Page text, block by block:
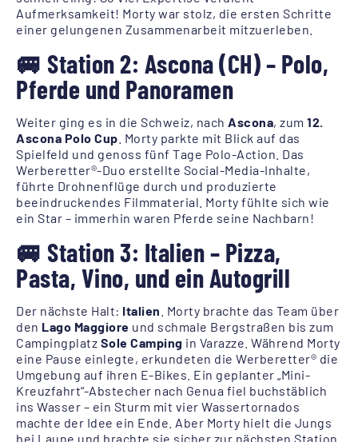
Aufmerksamkeit! Morty war stolz, die ersten Schritte
einer gelungenen Zusammenarbeit mitzuerleben.
🚐 Station 2: Ascona (CH) – Polo,
Pferde und Panoramen
Weiter ging es in die Schweiz, nach Ascona, zum 12.
Ascona Polo Cup . Morty parkte mit Blick auf das
Spielfeld und genoss fünf Tage Polo-Action. Das
Werberetter®-Duo erstellte Social-Media-Inhalte,
führte Drohnenflüge durch und produzierte
beeindruckendes Filmmaterial. Morty fühlte sich wie
ein Star – immerhin waren Pferde seine Nachbarn!
🚐 Station 3: Italien – Pizza,
Pasta, Vino, und ein Autogrill
Der nächste Halt: Italien . Morty brachte das Team über
den Lago Maggiore und schmale Bergstraßen bis zum
Campingplatz Sole Camping in Varazze. Während Morty
eine Pause einlegte, erkundeten die Werberetter® die
Umgebung auf ihren E-Bikes. Ein geplanter „Mini-
Kreuzfahrt“-Abstecher nach Genua fiel buchstäblich
ins Wasser – ein Sturm mit vier Wassertornados
machte der Idee ein Ende. Aber Morty hielt die Jungs
bei Laune und brachte sie sicher zur nächsten Station.